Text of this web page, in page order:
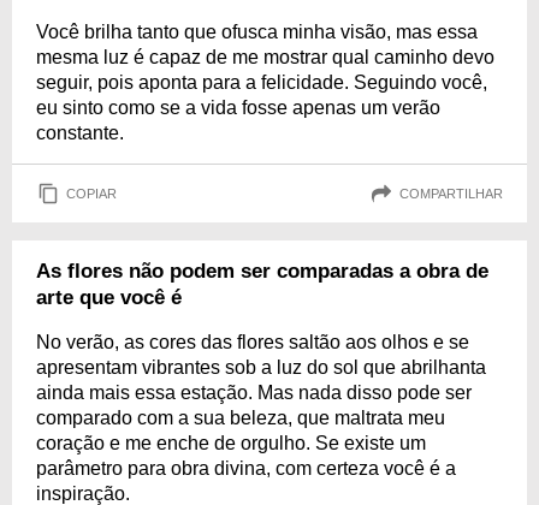
Você brilha tanto que ofusca minha visão, mas essa
mesma luz é capaz de me mostrar qual caminho devo
seguir, pois aponta para a felicidade. Seguindo você,
eu sinto como se a vida fosse apenas um verão
constante.
COPIAR COMPARTILHAR
As flores não podem ser comparadas a obra de
arte que você é
No verão, as cores das flores saltão aos olhos e se
apresentam vibrantes sob a luz do sol que abrilhanta
ainda mais essa estação. Mas nada disso pode ser
comparado com a sua beleza, que maltrata meu
coração e me enche de orgulho. Se existe um
parâmetro para obra divina, com certeza você é a
inspiração.